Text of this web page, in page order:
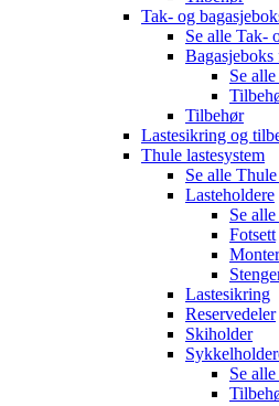
Tak- og
Se alle Tak-
Bagasjeboks
Se alle
Tilbehør
Lastesikring og
Thule lastesystem
Se alle Thule
Lasteholdere
Se alle
Fotsett
Lastesikring
Reservedeler
Skiholder
Se alle